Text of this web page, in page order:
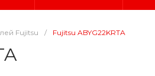
Fujitsu / Fujitsu ABYG22KRTA